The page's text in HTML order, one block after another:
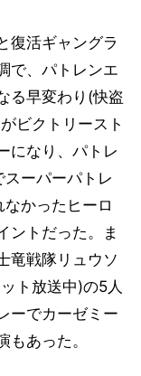
復活ギャングラ
で、パトレンエ
る早変わり(快盗
ビクトリースト
になり、パトレ
ーパーパトレ
かったヒーロ
ントだった。ま
竜戦隊リュウソ
ト放送中)の5人
ーでカーゼミー
あった。